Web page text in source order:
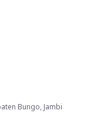
Bungo, Jambi